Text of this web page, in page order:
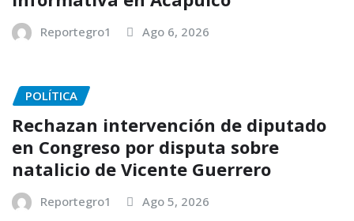
Reportegro1 Ago 6, 2026
POLÍTICA
Rechazan intervención de diputado
en Congreso por disputa sobre
natalicio de Vicente Guerrero
Reportegro1 Ago 5, 2026